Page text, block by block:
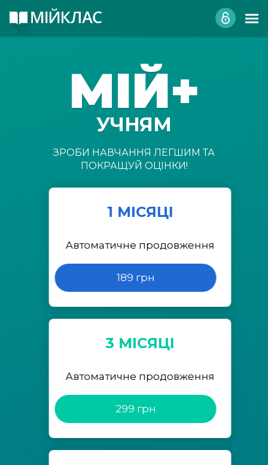
МІЙ+
УЧНЯМ
ЗРОБИ НАВЧАННЯ ЛЕГШИМ ТА
ПОКРАЩУЙ ОЦІНКИ!
1 МІСЯЦІ
Автоматичне продовження
189 грн
3 МІСЯЦІ
Автоматичне продовження
299 грн